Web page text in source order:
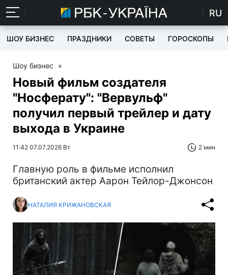
RU
ШОУ БИЗНЕС ПРАЗДНИКИ СОВЕТЫ ГОРОСКОПЫ
Шоу бизнес »
Новый фильм создателя
"Носферату": "Вервульф"
получил первый трейлер и дату
выхода в Украине
11:42 07.07.2026 Вт 2 мин
Главную роль в фильме исполнил
британский актер Аарон Тейлор-Джонсон
НАТАЛИЯ КРИЖАНОВСКАЯ